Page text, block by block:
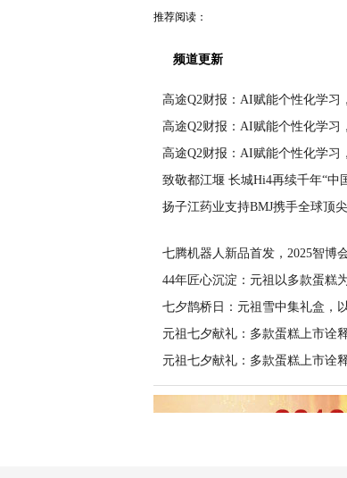
推荐阅读：
频道更新
高途Q2财报：AI赋能个性化学习
高途Q2财报：AI赋能个性化学习
高途Q2财报：AI赋能个性化学习
致敬都江堰 长城Hi4再续千年“中
扬子江药业支持BMJ携手全球顶
七腾机器人新品首发，2025智博
44年匠心沉淀：元祖以多款蛋糕
七夕鹊桥日：元祖雪中集礼盒，
元祖七夕献礼：多款蛋糕上市诠
元祖七夕献礼：多款蛋糕上市诠